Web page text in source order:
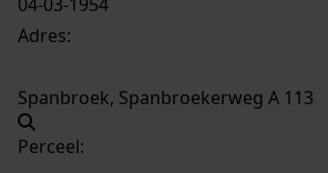
Adres:
Spanbroek, Spanbroekerweg A 113
Perceel: